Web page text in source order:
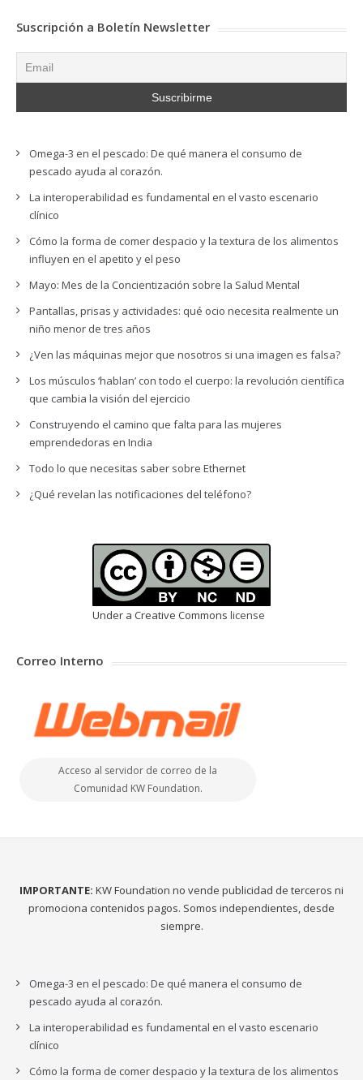
Suscripción a Boletín Newsletter
Omega-3 en el pescado: De qué manera el consumo de
pescado ayuda al corazón.
La interoperabilidad es fundamental en el vasto escenario
clínico
Cómo la forma de comer despacio y la textura de los alimentos
influyen en el apetito y el peso
Mayo: Mes de la Concientización sobre la Salud Mental
Pantallas, prisas y actividades: qué ocio necesita realmente un
niño menor de tres años
¿Ven las máquinas mejor que nosotros si una imagen es falsa?
Los músculos ‘hablan’ con todo el cuerpo: la revolución científica
que cambia la visión del ejercicio
Construyendo el camino que falta para las mujeres
emprendedoras en India
Todo lo que necesitas saber sobre Ethernet
¿Qué revelan las notificaciones del teléfono?
Under a Creative Commons license
Correo Interno
Acceso al servidor de correo de la
Comunidad KW Foundation.
IMPORTANTE: KW Foundation no vende publicidad de terceros ni
promociona contenidos pagos. Somos independientes, desde
siempre.
Omega-3 en el pescado: De qué manera el consumo de
pescado ayuda al corazón.
La interoperabilidad es fundamental en el vasto escenario
clínico
Cómo la forma de comer despacio y la textura de los alimentos